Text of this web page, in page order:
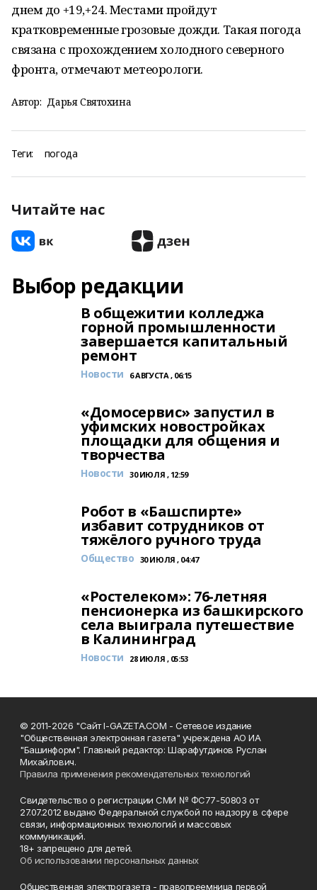
днем до +19,+24. Местами пройдут
кратковременные грозовые дожди. Такая погода
связана с прохождением холодного северного
фронта, отмечают метеорологи.
Автор: Дарья Святохина
Теги: погода
Читайте нас
Выбор редакции
В общежитии колледжа
горной промышленности
завершается капитальный
ремонт
Новости 6 АВГУСТА , 06:15
«Домосервис» запустил в
уфимских новостройках
площадки для общения и
творчества
Новости 30 ИЮЛЯ , 12:59
Робот в «Башспирте»
избавит сотрудников от
тяжёлого ручного труда
Общество 30 ИЮЛЯ , 04:47
«Ростелеком»: 76-летняя
пенсионерка из башкирского
села выиграла путешествие
в Калининград
Новости 28 ИЮЛЯ , 05:53
© 2011-2026 "Сайт I-GAZETA.COM - Сетевое издание
"Общественная электронная газета" учреждена АО ИА
"Башинформ". Главный редактор: Шарафутдинов Руслан
Михайлович.
Правила применения рекомендательных технологий
Свидетельство о регистрации СМИ № ФС77-50803 от
27.07.2012 выдано Федеральной службой по надзору в сфере
связи, информационных технологий и массовых
коммуникаций.
18+ запрещено для детей.
Об использовании персональных данных
Общественная электрогазета - правопреемница первой